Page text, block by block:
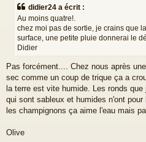
didier24 a écrit :
Au moins quatre!.
chez moi pas de sortie, je crains que
surface, une petite pluie donnerai le
Didier
Pas forcément.... Chez nous après
sec comme un coup de trique ça a
la terre est vite humide. Les ronds
qui sont sableux et humides n'ont
les champignons ça aime l'eau mais
Olive